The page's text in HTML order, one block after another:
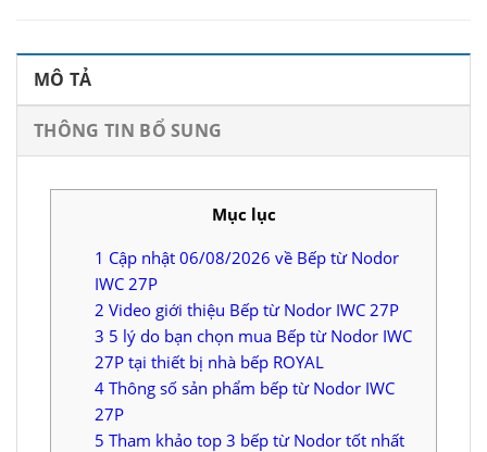
MÔ TẢ
THÔNG TIN BỔ SUNG
Mục lục
1 Cập nhật 06/08/2026 về Bếp từ Nodor
IWC 27P
2 Video giới thiệu Bếp từ Nodor IWC 27P
3 5 lý do bạn chọn mua Bếp từ Nodor IWC
27P tại thiết bị nhà bếp ROYAL
4 Thông số sản phẩm bếp từ Nodor IWC
27P
5 Tham khảo top 3 bếp từ Nodor tốt nhất